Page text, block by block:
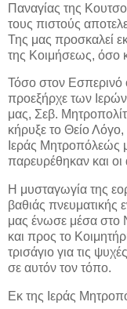
Παναγίας της
τους πιστούς
Της μας προσκαλεί
της Κοιμήσεως, όσο
Τόσο στον Εσπερινό
προεξήρχε των
μας, Σεβ.
κήρυξε το Θείο Λόγο,
Ιεράς Μητροπόλεώς
παρευρέθηκαν και
Η μυσταγωγία της
βαθιάς
μας ένωσε μέσα στο
και προς το
τρισάγιο για τις
σε αυτόν τον τόπο.
Εκ της Ιεράς